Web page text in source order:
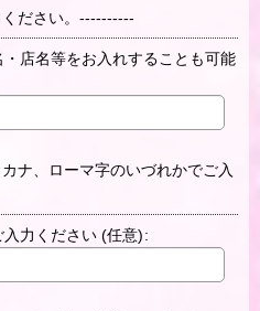
ださい。----------
・店名等をお入れすることも可能
ナ、ローマ字のいづれかでご入
入力ください (任意):